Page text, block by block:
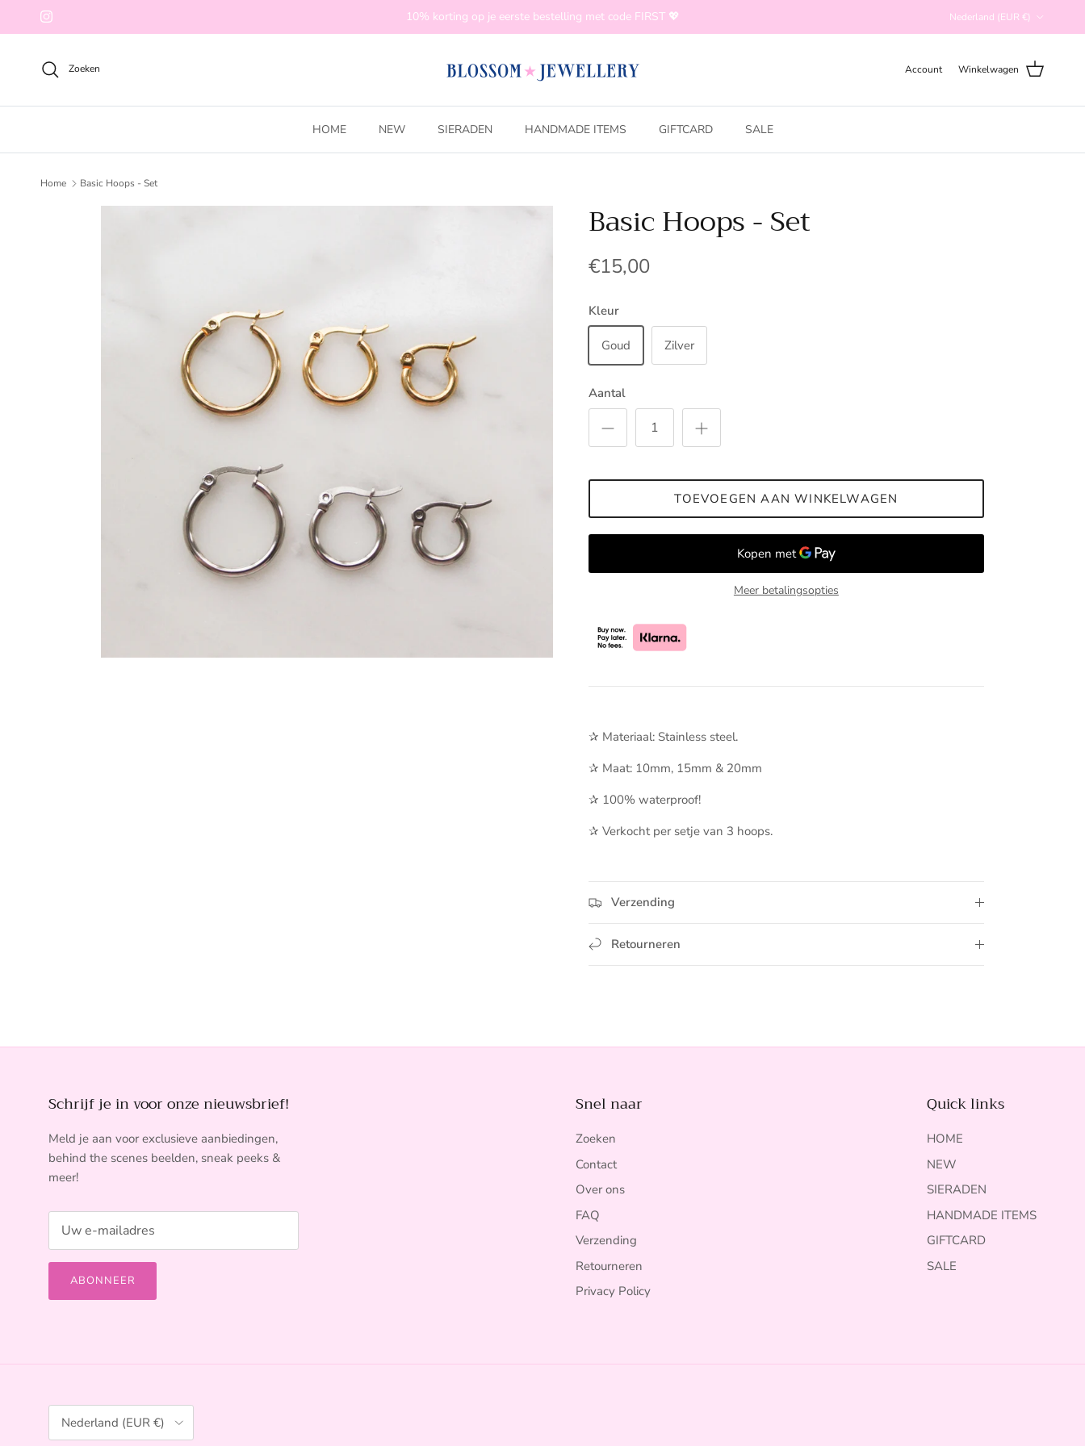
Ga naar inhoud
Instagram 10% korting op je eerste bestelling met code FIRST 💖 Nederland (EUR €)
Zoeken Account Winkelwagen
HOME NEW SIERADEN HANDMADE ITEMS GIFTCARD SALE
Home Basic Hoops - Set
Basic Hoops - Set
€15,00
Kleur
Goud Zilver
Aantal
TOEVOEGEN AAN WINKELWAGEN
Meer betalingsopties
✰ Materiaal: Stainless steel.
✰ Maat: 10mm, 15mm & 20mm
✰ 100% waterproof!
✰ Verkocht per setje van 3 hoops.
Verzending
Retourneren
Schrijf je in voor onze nieuwsbrief!
Meld je aan voor exclusieve aanbiedingen,
behind the scenes beelden, sneak peeks &
meer!
ABONNEER
Snel naar
Zoeken
Contact
Over ons
FAQ
Verzending
Retourneren
Privacy Policy
Quick links
HOME
NEW
SIERADEN
HANDMADE ITEMS
GIFTCARD
SALE
Land/Regio
Nederland (EUR €)